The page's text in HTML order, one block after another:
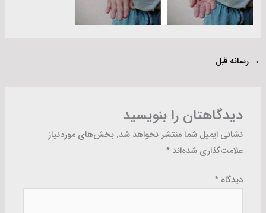
→ رسانه قبل
دیدگاهتان را بنویسید
نشانی ایمیل شما منتشر نخواهد شد. بخش‌های موردنیاز
علامت‌گذاری شده‌اند*
دیدگاه*